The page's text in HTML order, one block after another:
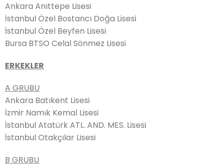
Ankara Anıttepe Lisesi
İstanbul Özel Bostancı Doğa Lisesi
İstanbul Özel Beyfen Lisesi
Bursa BTSO Celal Sönmez Lisesi
ERKEKLER
A GRUBU
Ankara Batıkent Lisesi
İzmir Namık Kemal Lisesi
İstanbul Atatürk ATL. AND. MES. Lisesi
İstanbul Otakçılar Lisesi
B GRUBU